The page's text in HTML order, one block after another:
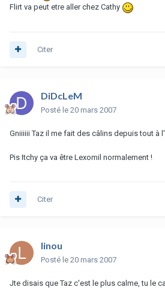
Flirt va peut etre aller chez Cathy
Citer
DiDcLeM
Posté le 20 mars 2007
Gniiiiii Taz il me fait des câlins depuis tout à
Pis Itchy ça va être Lexomil normalement !
Citer
linou
Posté le 20 mars 2007
Jte disais que Taz c'est le plus calme, tu le